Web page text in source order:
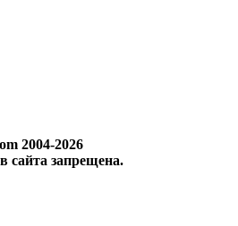
2004-2026
сайта запрещена.